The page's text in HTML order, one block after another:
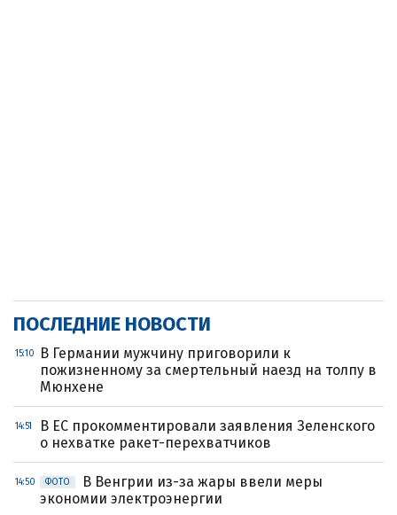
ПОСЛЕДНИЕ НОВОСТИ
15:10
В Германии мужчину приговорили к
пожизненному за смертельный наезд на толпу в
Мюнхене
14:51
В ЕС прокомментировали заявления Зеленского
о нехватке ракет-перехватчиков
14:50 ФОТО
В Венгрии из-за жары ввели меры
экономии электроэнергии